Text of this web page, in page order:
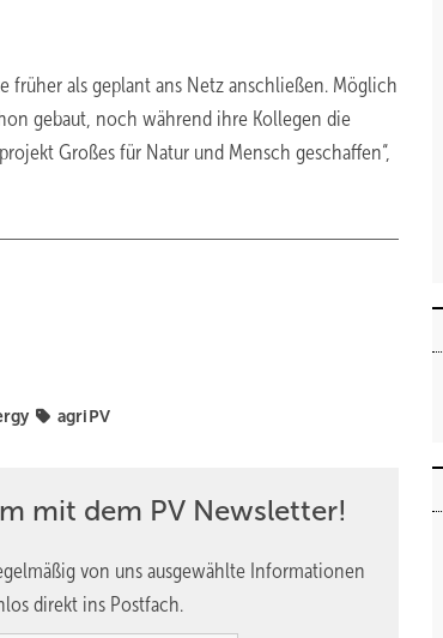
früher als geplant ans Netz anschließen. Möglich
gebaut, noch während ihre Kollegen die
Großes für Natur und Mensch geschaffen“,
agriPV
mit dem PV Newsletter!
von uns ausgewählte Informationen
direkt ins Postfach.